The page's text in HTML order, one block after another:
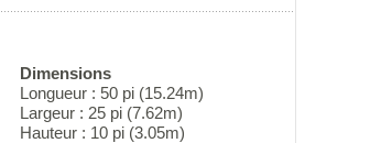
Dimensions
Longueur : 50 pi (15.24m)
Largeur : 25 pi (7.62m)
Hauteur : 10 pi (3.05m)